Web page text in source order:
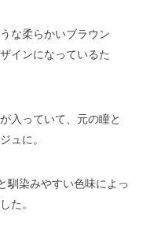
な柔らかいブラウン
インになっているた
入っていて、元の瞳と
ュに。
馴染みやすい色味によっ
た。